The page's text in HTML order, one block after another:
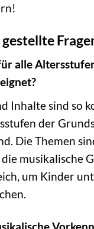
alle
Inhalte sind so
der
Die Themen
musikalische
um Kinder